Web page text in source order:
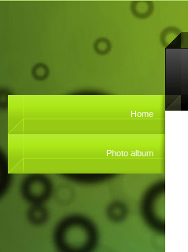
Home
Photo album